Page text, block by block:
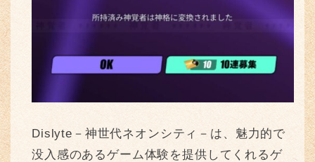
Dislyte－神世代ネオンシティ－は、魅力的で
没入感のあるゲーム体験を提供してくれるゲ